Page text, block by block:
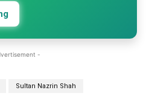
-
Sultan Nazrin Shah